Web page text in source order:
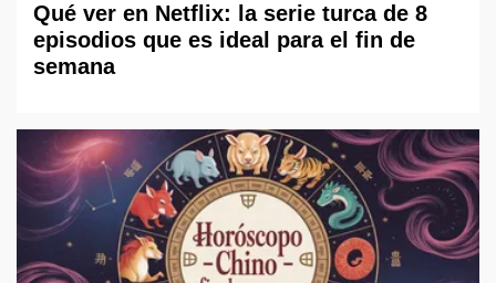
Qué ver en Netflix: la serie turca de 8
episodios que es ideal para el fin de
semana